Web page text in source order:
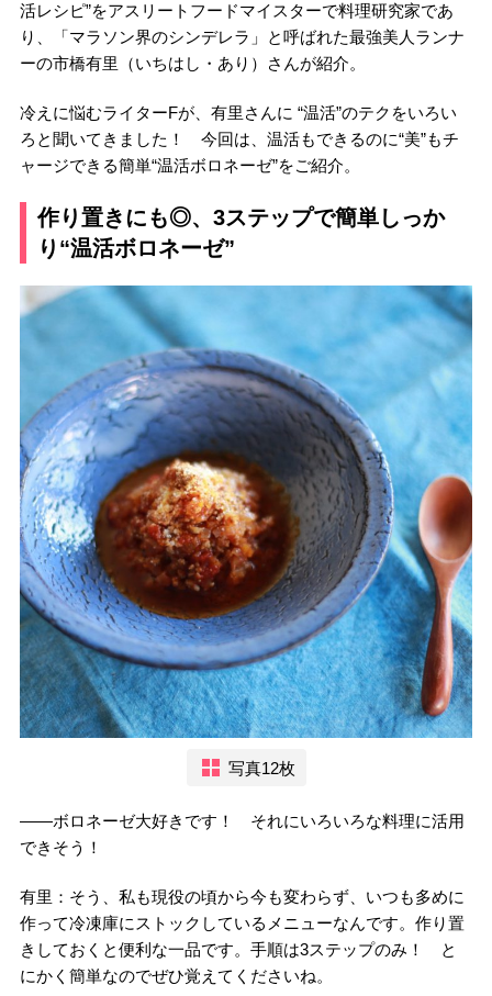
活レシピ”をアスリートフードマイスターで料理研究家であ
り、「マラソン界のシンデレラ」と呼ばれた最強美人ランナ
ーの市橋有里（いちはし・あり）さんが紹介。
冷えに悩むライターFが、有里さんに “温活”のテクをいろい
ろと聞いてきました！ 今回は、温活もできるのに“美”もチ
ャージできる簡単“温活ボロネーゼ”をご紹介。
作り置きにも◎、3ステップで簡単しっか
り“温活ボロネーゼ”
写真12枚
――ボロネーゼ大好きです！ それにいろいろな料理に活用
できそう！
有里：そう、私も現役の頃から今も変わらず、いつも多めに
作って冷凍庫にストックしているメニューなんです。作り置
きしておくと便利な一品です。手順は3ステップのみ！ と
にかく簡単なのでぜひ覚えてくださいね。